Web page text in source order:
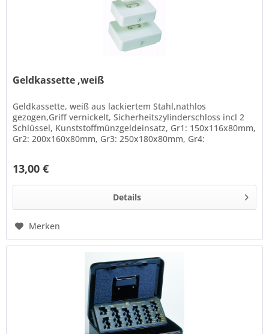
Geldkassette ,weiß
Geldkassette, weiß aus lackiertem Stahl,nathlos
gezogen,Griff vernickelt, Sicherheitszylinderschloss incl 2
Schlüssel, Kunststoffmünzgeldeinsatz, Gr1: 150x116x80mm,
Gr2: 200x160x80mm, Gr3: 250x180x80mm, Gr4:
13,00 €
Details
Merken